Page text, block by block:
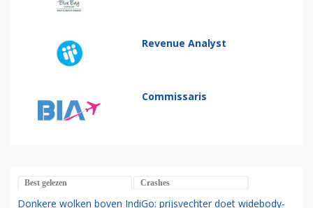
Revenue Analyst
Commissaris
Best gelezen Crashes
Donkere wolken boven IndiGo: prijsvechter doet widebody-